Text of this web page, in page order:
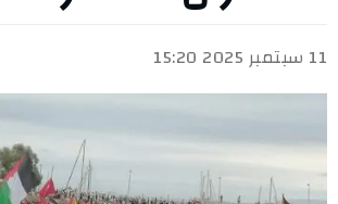
11 سبتمبر 2025 15:20